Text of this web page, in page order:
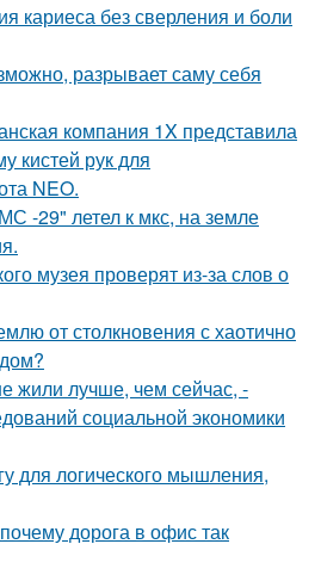
кариеса без сверления и боли
разрывает саму себя
компания 1X представила
кистей рук для
NEO.
-29" летел к мкс, на земле
музея проверят из-за слов о
от столкновения с хаотично
жили лучше, чем сейчас, -
социальной экономики
для логического мышления,
дорога в офис так